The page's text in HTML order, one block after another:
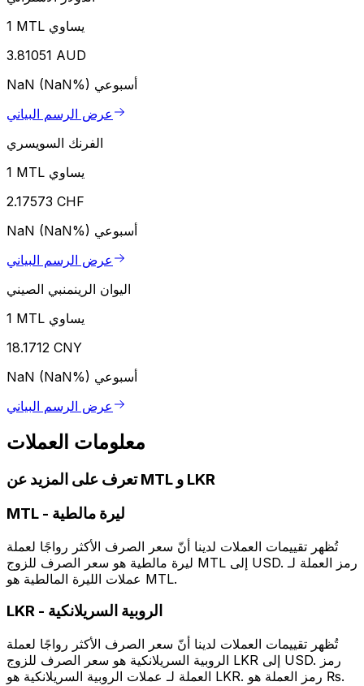
1 MTL يساوي
3.81051 AUD
NaN (NaN%) أسبوعي
عرض الرسم البياني
الفرنك السويسري
1 MTL يساوي
2.17573 CHF
NaN (NaN%) أسبوعي
عرض الرسم البياني
اليوان الرينمنبي الصيني
1 MTL يساوي
18.1712 CNY
NaN (NaN%) أسبوعي
عرض الرسم البياني
معلومات العملات
تعرف على المزيد عن MTL و LKR
MTL - ليرة مالطية
تُظهر تقييمات العملات لدينا أنّ سعر الصرف الأكثر رواجًا لعملة
ليرة مالطية هو سعر الصرف للزوج MTL إلى USD. رمز العملة لـ
عملات الليرة المالطية هو MTL.
LKR - الروبية السريلانكية
تُظهر تقييمات العملات لدينا أنّ سعر الصرف الأكثر رواجًا لعملة
الروبية السريلانكية هو سعر الصرف للزوج LKR إلى USD. رمز
العملة لـ عملات الروبية السريلانكية هو LKR. رمز العملة هو ₨.